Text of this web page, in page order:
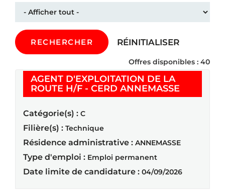
RECHERCHER RÉINITIALISER
Offres disponibles : 40
AGENT D'EXPLOITATION DE LA
ROUTE H/F - CERD ANNEMASSE
Catégorie(s) : C
Filière(s) : Technique
Résidence administrative : ANNEMASSE
Type d'emploi : Emploi permanent
Date limite de candidature : 04/09/2026